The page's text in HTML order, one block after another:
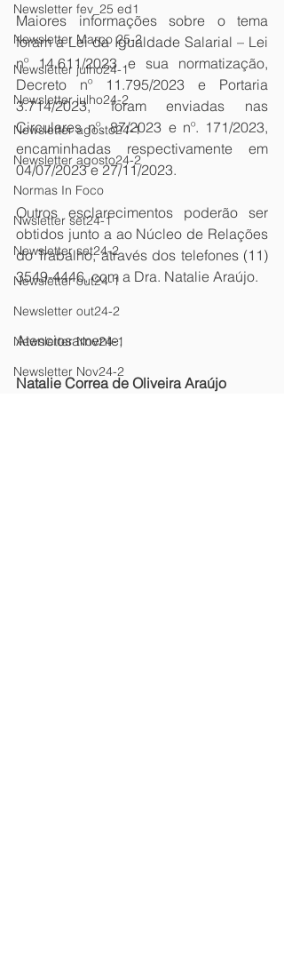
Newsletter fev_25 ed1
Newsletter Março 25-2
Newsletter julho24-1
Newsletter julho24-2
Newsletter agosto24-1
Newsletter agosto24-2
Normas In Foco
Nwsletter set24-1
Newsletter set24-2
Newsletter out24-1
Newsletter out24-2
Newsletter Nov24-1
Newsletter Nov24-2
Maiores informações sobre o tema
foram a Lei da Igualdade Salarial – Lei
nº 14.611/2023 e sua normatização,
Decreto nº 11.795/2023 e Portaria
3.714/2023, foram enviadas nas
Circulares nº. 87/2023 e nº. 171/2023,
encaminhadas respectivamente em
04/07/2023 e 27/11/2023.
Outros esclarecimentos poderão ser
obtidos junto a ao Núcleo de Relações
do Trabalho, através dos telefones (11)
3549-4446, com a Dra. Natalie Araújo.
Atenciosamente,
Natalie Correa de Oliveira Araújo